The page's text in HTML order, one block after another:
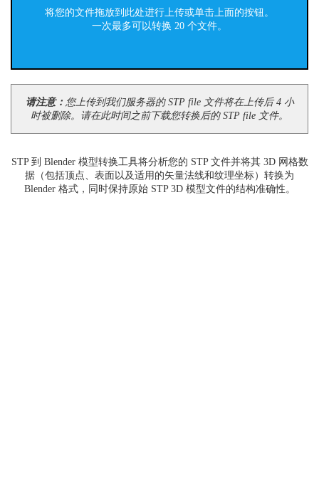
将您的文件拖放到此处进行上传或单击上面的按钮。
一次最多可以转换 20 个文件。
请注意： 您上传到我们服务器的 STP file 文件将在上传后 4 小
时被删除。请在此时间之前下载您转换后的 STP file 文件。
STP 到 Blender 模型转换工具将分析您的 STP 文件并将其 3D 网格数
据（包括顶点、表面以及适用的矢量法线和纹理坐标）转换为
Blender 格式，同时保持原始 STP 3D 模型文件的结构准确性。